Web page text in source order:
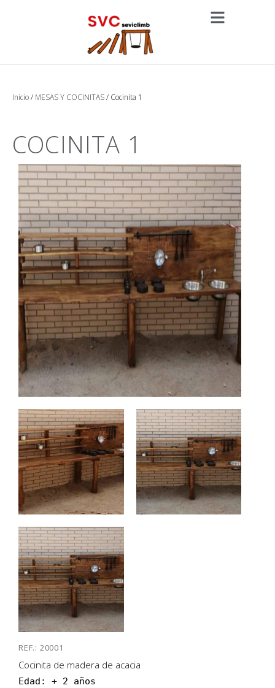
Inicio/ MESAS Y COCINITAS/ Cocinita 1
COCINITA 1
REF.: 20001
Cocinita de madera de acacia
Edad: + 2 años